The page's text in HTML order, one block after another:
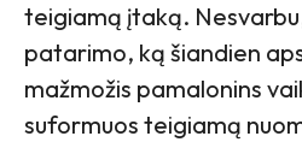
teigiamą įtaką.
patarimo, ką šiandien
mažmožis pamalonins
suformuos teigiamą